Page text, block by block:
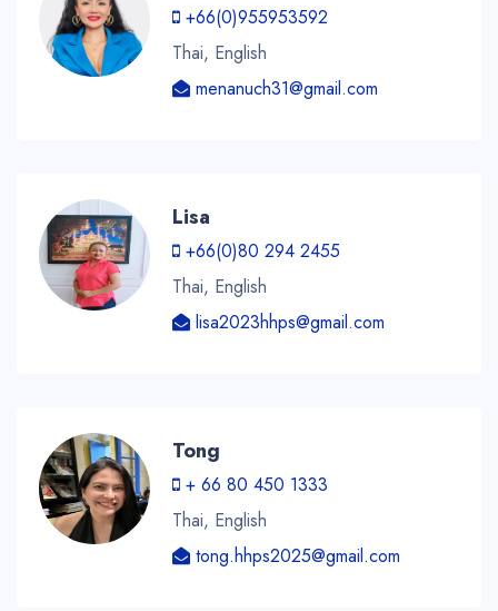
+66(0)955953592
Thai, English
menanuch31@gmail.com
Lisa
+66(0)80 294 2455
Thai, English
lisa2023hhps@gmail.com
Tong
+ 66 80 450 1333
Thai, English
tong.hhps2025@gmail.com